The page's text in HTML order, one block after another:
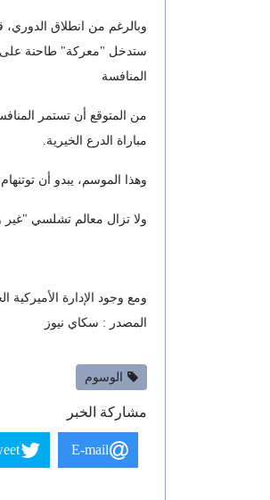
ستدخل "معركة" طاحنة على مدار
المنافسة
من المتوقع أن تستمر
مباراة الدرع الخيرية.
وهذا الموسم، يبدو أن
ولا تزال معالم تشلسي "غير
ومع وجود الإدارة
المصدر : سكاي نيوز
الوسوم
مشاركة الخبر
E-mail